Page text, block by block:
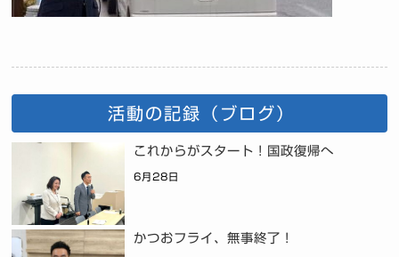
活動の記録（ブログ）
これからがスタート！国政復帰へ
6月28日
かつおフライ、無事終了！